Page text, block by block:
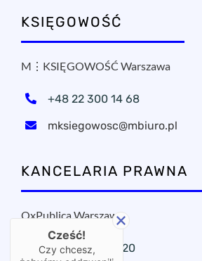
KSIĘGOWOŚĆ
M⋮KSIĘGOWOŚĆ Warszawa
+48 22 300 14 68
mksiegowosc@mbiuro.pl
KANCELARIA PRAWNA
OxPublica Warszawa
+48 22 295 11 20
Cześć!
Czy chcesz,